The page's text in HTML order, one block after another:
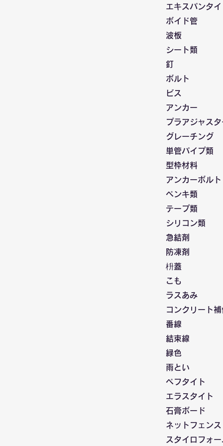
エキスパンタイ
ボイド管
波板
シート類
釘
ボルト
ビス
アンカー
プラアジャスタ
グレーチング
単管パイプ類
型枠材料
アンカーボルト
ペンキ類
テープ類
シリコン類
急結剤
防凍剤
枡蓋
こも
ラスあみ
コンクリート
番線
結束線
緑色
雨とい
ペフタイト
エラスタイト
石膏ボード
ネットフェンス
スタイロフォー